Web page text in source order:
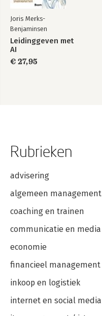
Joris Merks-
Benjaminsen
Leidinggeven met
AI
€ 27,95
Rubrieken
advisering
algemeen management
coaching en trainen
communicatie en media
economie
financieel management
inkoop en logistiek
internet en social media